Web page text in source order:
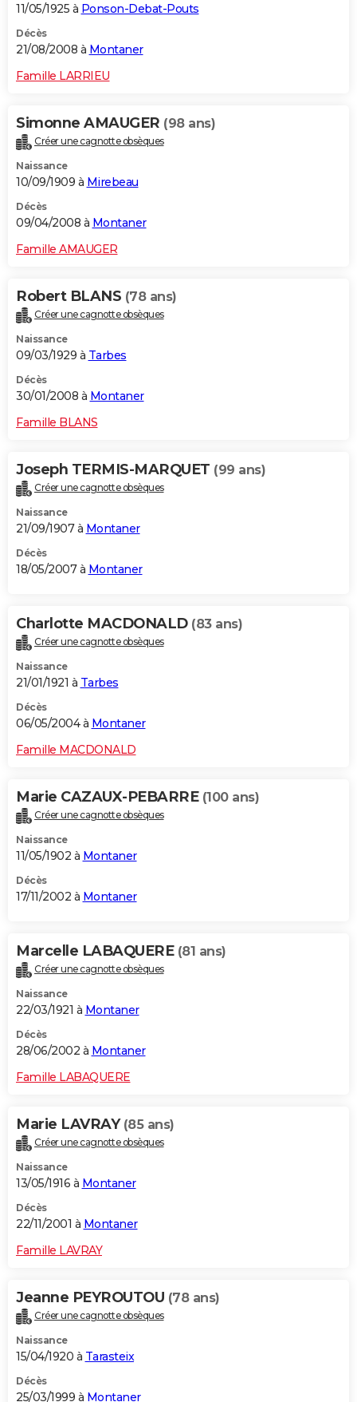
11/05/1925 à Ponson-Debat-Pouts
Décès
21/08/2008 à Montaner
Famille LARRIEU
Simonne AMAUGER (98 ans)
Créer une cagnotte obsèques
Naissance
10/09/1909 à Mirebeau
Décès
09/04/2008 à Montaner
Famille AMAUGER
Robert BLANS (78 ans)
Créer une cagnotte obsèques
Naissance
09/03/1929 à Tarbes
Décès
30/01/2008 à Montaner
Famille BLANS
Joseph TERMIS-MARQUET (99 ans)
Créer une cagnotte obsèques
Naissance
21/09/1907 à Montaner
Décès
18/05/2007 à Montaner
Charlotte MACDONALD (83 ans)
Créer une cagnotte obsèques
Naissance
21/01/1921 à Tarbes
Décès
06/05/2004 à Montaner
Famille MACDONALD
Marie CAZAUX-PEBARRE (100 ans)
Créer une cagnotte obsèques
Naissance
11/05/1902 à Montaner
Décès
17/11/2002 à Montaner
Marcelle LABAQUERE (81 ans)
Créer une cagnotte obsèques
Naissance
22/03/1921 à Montaner
Décès
28/06/2002 à Montaner
Famille LABAQUERE
Marie LAVRAY (85 ans)
Créer une cagnotte obsèques
Naissance
13/05/1916 à Montaner
Décès
22/11/2001 à Montaner
Famille LAVRAY
Jeanne PEYROUTOU (78 ans)
Créer une cagnotte obsèques
Naissance
15/04/1920 à Tarasteix
Décès
25/03/1999 à Montaner